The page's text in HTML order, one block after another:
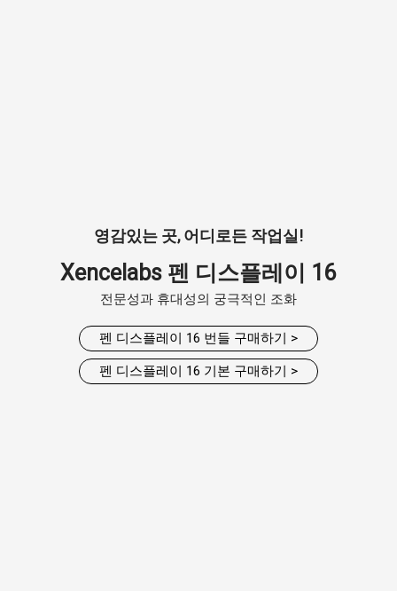
영감있는 곳, 어디로든 작업실!
Xencelabs 펜 디스플레이 16
전문성과 휴대성의 궁극적인 조화
펜 디스플레이 16 번들 구매하기 >
펜 디스플레이 16 기본 구매하기 >